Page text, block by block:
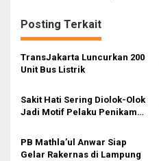
g
a
s
p
o
s
Posting Terkait
TransJakarta Luncurkan 200
Unit Bus Listrik
Sakit Hati Sering Diolok-Olok
Jadi Motif Pelaku Penikaman
PB Mathla’ul Anwar Siap
Gelar Rakernas di Lampung